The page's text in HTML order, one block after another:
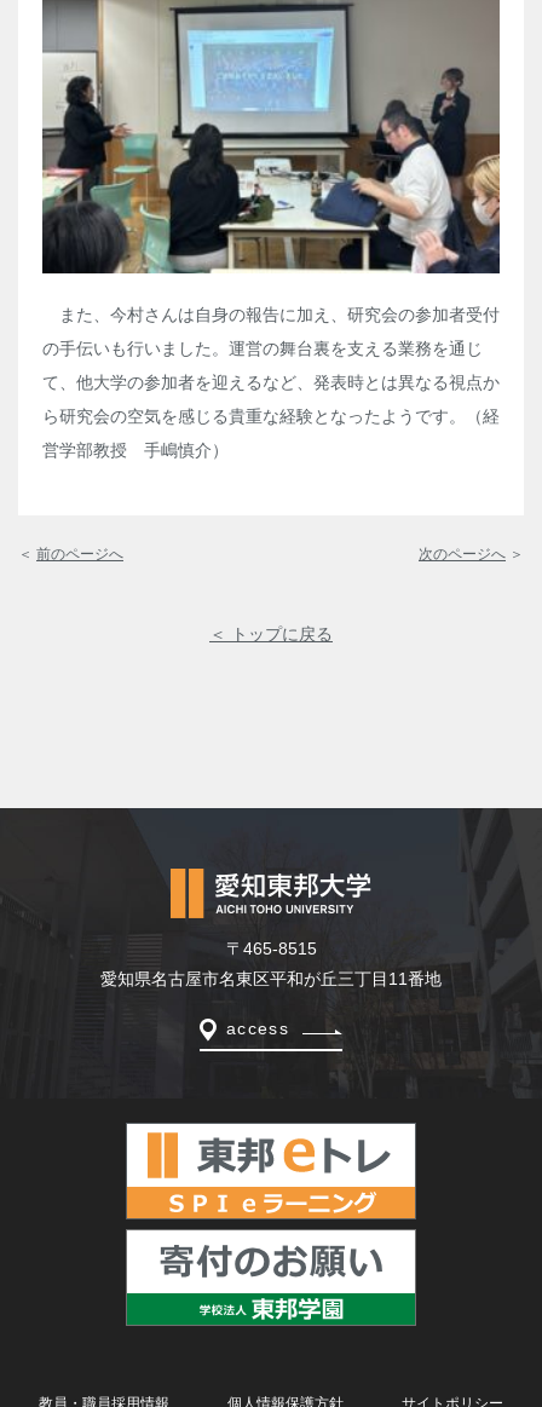
また、今村さんは自身の報告に加え、研究会の参加者受付
の手伝いも行いました。運営の舞台裏を支える業務を通じ
て、他大学の参加者を迎えるなど、発表時とは異なる視点か
ら研究会の空気を感じる貴重な経験となったようです。（経
営学部教授 手嶋慎介）
＜ 前のページへ 次のページへ ＞
＜ トップに戻る
〒465-8515
愛知県名古屋市名東区平和が丘三丁目11番地
access